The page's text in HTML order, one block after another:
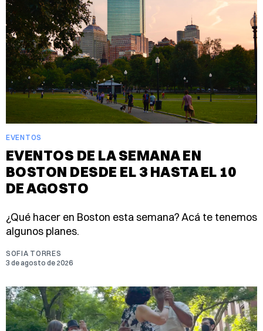
EVENTOS
EVENTOS DE LA SEMANA EN
BOSTON DESDE EL 3 HASTA EL 10
DE AGOSTO
¿Qué hacer en Boston esta semana? Acá te tenemos
algunos planes.
SOFIA TORRES
3 de agosto de 2026